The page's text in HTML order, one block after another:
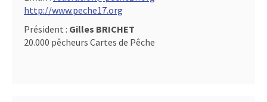
http://www.peche17.org
Président : Gilles BRICHET
20.000 pêcheurs Cartes de Pêche